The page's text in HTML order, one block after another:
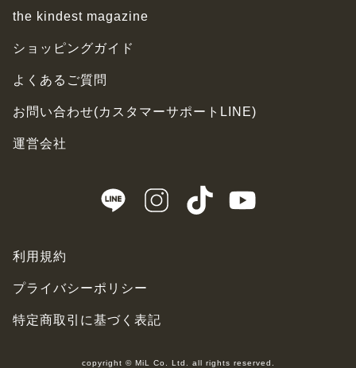
the kindest magazine
ショッピングガイド
よくあるご質問
お問い合わせ(カスタマーサポートLINE)
運営会社
利用規約
プライバシーポリシー
特定商取引に基づく表記
copyright © MiL Co. Ltd. all rights reserved.